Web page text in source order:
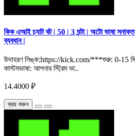
কিক এআই চ্যাট বট | 50 | 3 ঘন্টা | অটো ভাষা
ব্যবধান |
উদাহরণ লিঙ্ক:https://kick.com/***শুরু: 0-15
কাস্টমভাষা: আপনার স্ট্রিম ভা..
14.4000 ₽
ক্রয় করুন